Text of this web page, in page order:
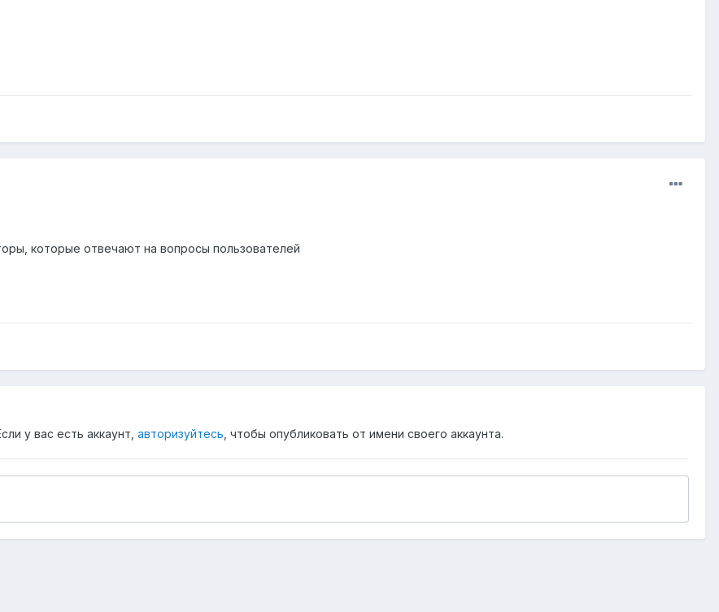
которые отвечают на вопросы пользователей
у вас есть аккаунт, авторизуйтесь , чтобы опубликовать от имени своего аккаунта.